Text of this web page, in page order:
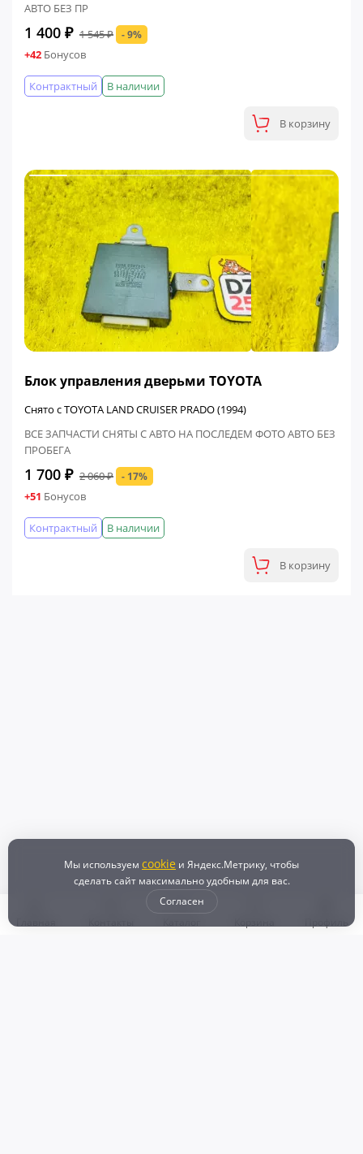
АВТО БЕЗ ПР
1 400 ₽ 1 545 ₽ - 9%
+42 Бонусов
В наличии
Контрактный
В корзину
Блок управления дверьми TOYOTA
Снято с TOYOTA LAND CRUISER PRADO (1994)
ВСЕ ЗАПЧАСТИ СНЯТЫ С АВТО НА ПОСЛЕДЕМ ФОТО АВТО БЕЗ
ПРОБЕГА
1 700 ₽ 2 060 ₽ - 17%
+51 Бонусов
В наличии
Контрактный
В корзину
Мы используем cookie и Яндекс.Метрику, чтобы
сделать сайт максимально удобным для вас.
Согласен